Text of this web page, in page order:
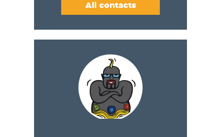
All contacts